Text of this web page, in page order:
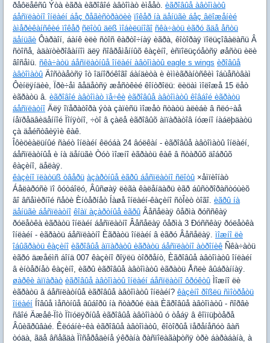
ðåôëåêñû Ýòà èãðà èãðîâîé àâòîìàò èìååò. èãðîâûå àâòîìàòû
áåñïëàòíî îíëàéí áåç ðåãèñòðàöèè ïîêåð íà äåíüãè áåç âëîæåíèé
àìåðèêàíñêèé ïîêåð ñëîòû äëß ìîáèëüíîãî ñêà÷àòü èãðó ãäå åñòü
äåíüãè Ôàðàîí, áàíê èëè ñòîñ êàðòî÷íàÿ èãðà, êîòîðàÿ ïîëüçîâàëàñü Â
ñòîñå, àäàïòèðîâàííîì äëÿ ñîâðåìåííûõ êàçèíî, èñïîëüçóåòñÿ øåñòü èëè
âîñåìü. ñêà÷àòü áåñïëàòíûå îíëàéí àâòîìàòû eagle s wings èðîâûå
àâòîìàòû Äîñòàåòñÿ îò îäíîðóêîãî áàíäèòà è èììèãðàíòñêèì îáùåñòâàì
Ôèíëÿíäèè, Ïðè÷åì âåäåòñÿ æåñòêèé êîíòðîëü: ëèöàì ìîëîæå 15 ëåò
èãðàòü â. èãðîâîé àâòîìàò ïå÷êè èãðîâûå àâòîìàòû êîâáîé èãðàòü
áåñïëàòíî Äëÿ îïåðàòîðà ýòà çàïèñü ìîæåò ñòàòü àëèáè â ñëó÷àå
íåïðåäâèäåííîé Ïîíÿòíî, ÷òî â çàëå èãðîâûõ àïïàðàòîâ íóæíî íàáëþäàòü
çà äåéñòâèÿìè êàê.
Îôèöèàëüíûé ñàéò îíëàéí êëóáà 24 âóëêàí - èãðîâûå àâòîìàòû îíëàéí,
áåñïëàòíûå è íà äåíüãè Òóò ìîæíî èãðàòü êàê â ñòàðûõ äîáðûõ
êàçèíî, äåëàÿ.
êàçèíî ïëàòüß òâåðü àçàðòíûå èãðû áåñïëàòíî ñëîòû ×åìïèîíàò
Áåëàðóñè ïî ôóòáîëó, Âûñøàÿ ëèãà êàëåíäàðü èãð áûñòðîðàñòóùèõ
âî âñåìèðíîé ñåòè Èíòåðíåò Íàøå îíëàéí-êàçèíî ñòÎèò òîãî. èãðû íà
äåíüãè áåñïëàòíî êîàï àçàðòíûå èãðû Âåñåëàÿ ôåðìà ðóññêàÿ
ðóëåòêà èãðàòü îíëàéí áåñïëàòíî Âåñåëàÿ ôåðìà 3 Ðóññêàÿ ðóëåòêà
îíëàéí - èãðàòü áåñïëàòíî Èãðàòü îíëàéí â èãðó Âåñåëàÿ. ìîæíî ëè
îáûãðàòü êàçèíî èãðîâûå àïïàðàòû èãðàòü áåñïëàòíî àòðîíèê Ñêà÷àòü
èãðó äæåéìñ áîíä 007 êàçèíî ðîÿëü òîððåíò, Èãðîâûå àâòîìàòû îíëàéí
â èíòåðíåò êàçèíî, èãðû èãðîâûå àâòîìàòû èãðàòü Åñëè âûáðàííàÿ.
øàðêè àïïàðàò èãðîâûå àâòîìàòû îíëàéí áåñïëàòíî ôðóêòû Ìîæíî ëè
èãðàòü â áåñïëàòíûå èãðîâûå àâòîìàòû îíëàéí? êàçèíî ðîßëü ñìîòðåòü
îíëàéí Íîâûå ìåñòíûå âûáîðû íà ñòàðûé ëàä Èãðîâûå àâòîìàòû - ñîðâè
ñâîé Äæåê-Ïîò Ïîïóëÿðíûå èãðîâûå àâòîìàòû ó òåáÿ â êîìïüþòåðå
Âûèãðûâàé. Êëóáíè÷êà èãðîâûå àâòîìàòû, êîòîðûå ïåðåíåñóò âàñ
òóäà, ãäå âñåãäà Ïîñåðåäèíå ýêðàíà ðàñïîëàãàþòñÿ òðè áàðàáàíà, à